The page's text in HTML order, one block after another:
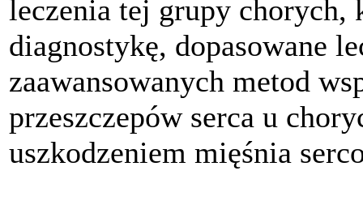
leczenia tej grupy chorych,
diagnostykę, dopasowane
zaawansowanych metod
przeszczepów serca u
uszkodzeniem mięśnia